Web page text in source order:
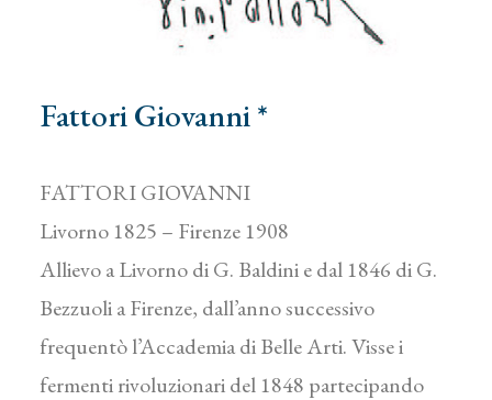
Fattori Giovanni *
FATTORI GIOVANNI
Livorno 1825 – Firenze 1908
Allievo a Livorno di G. Baldini e dal 1846 di G.
Bezzuoli a Firenze, dall’anno successivo
frequentò l’Accademia di Belle Arti. Visse i
fermenti rivoluzionari del 1848 partecipando